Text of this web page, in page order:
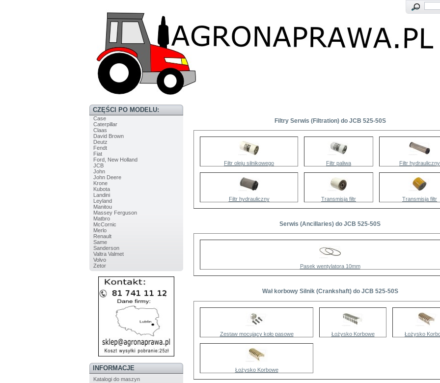
CZĘŚCI PO MODELU:
Case
Caterpillar
Claas
David Brown
Deutz
Fendt
Fiat
Ford, New Holland
JCB
John
John Deere
Krone
Kubota
Landini
Leyland
Manitou
Massey Ferguson
Matbro
McCornic
Merlo
Renault
Same
Sanderson
Valtra Valmet
Volvo
Zetor
INFORMACJE
Katalogi do maszyn
Filtry Serwis (Filtration) do JCB 525-50S
Filtr oleju silnikowego Filtr paliwa Filtr hydrauliczny
Filtr hydrauliczny Transmisja filtr Transmisja filtr
Serwis (Ancillaries) do JCB 525-50S
Pasek wentylatora 10mm
Wał korbowy Silnik (Crankshaft) do JCB 525-50S
Zestaw mocujący koło pasowe Łożysko Korbowe Łożysko
Łożysko Korbowe